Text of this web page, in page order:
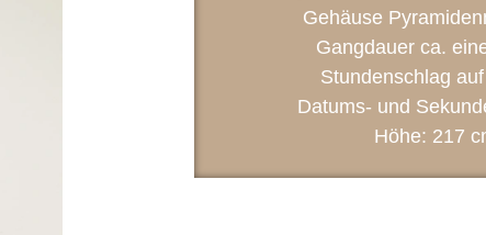
Gehäuse
Gangdauer ca.
Stundenschlag
Datums- und
Höhe: 217